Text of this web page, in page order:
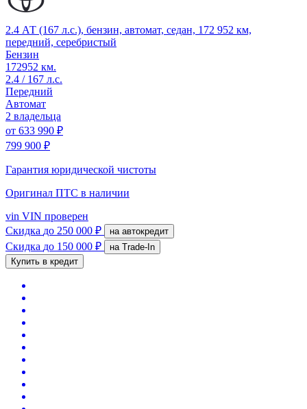
2.4 АТ (167 л.с.), бензин, автомат, седан, 172 952 км,
передний, серебристый
Бензин
172952 км.
2.4 / 167 л.с.
Передний
Автомат
2 владельца
от 633 990 ₽
799 900 ₽
Гарантия юридической чистоты
Оригинал ПТС в наличии
vin VIN проверен
Скидка до 250 000 ₽ на автокредит
Скидка до 150 000 ₽
на Trade-In
Купить в кредит